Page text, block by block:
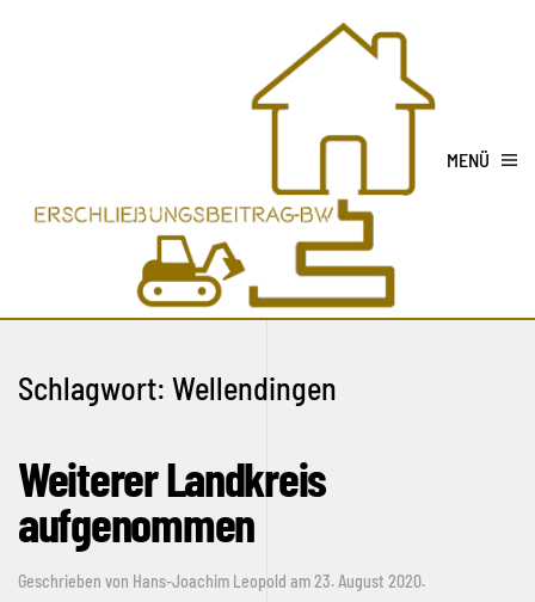
MENÜ
Schlagwort: Wellendingen
Weiterer Landkreis
aufgenommen
Geschrieben von Hans-Joachim Leopold am23. August 2020.